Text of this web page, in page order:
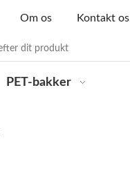
Om os Kontakt os
PET-bakker